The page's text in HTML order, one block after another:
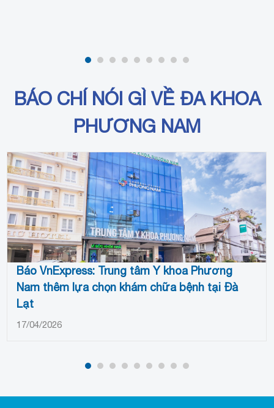
BÁO CHÍ NÓI GÌ VỀ ĐA KHOA
PHƯƠNG NAM
Báo VnExpress: Trung tâm Y khoa Phương
Nam thêm lựa chọn khám chữa bệnh tại Đà
Lạt
17/04/2026